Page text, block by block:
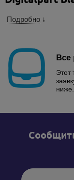
Подробно ↓
Все
Этот
ниже.